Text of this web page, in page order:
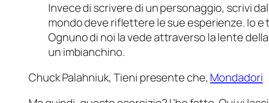
Invece di scrivere di un personaggio, scrivi
mondo deve riflettere le sue esperienze. Io
Ognuno di noi la vede attraverso la lente
un imbianchino.
Chuck Palahniuk,Tieni presente che, Mondadori